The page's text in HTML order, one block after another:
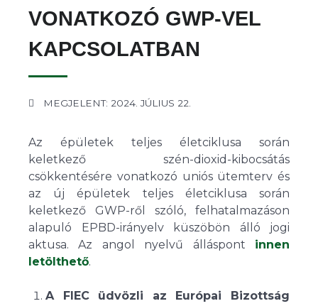
VONATKOZÓ GWP-VEL
KAPCSOLATBAN
MEGJELENT: 2024. JÚLIUS 22.
Az épületek teljes életciklusa során
keletkező szén-dioxid-kibocsátás
csökkentésére vonatkozó uniós ütemterv és
az új épületek teljes életciklusa során
keletkező GWP-ről szóló, felhatalmazáson
alapuló EPBD-irányelv küszöbön álló jogi
aktusa. Az angol nyelvű álláspont innen
letölthető.
A FIEC üdvözli az Európai Bizottság